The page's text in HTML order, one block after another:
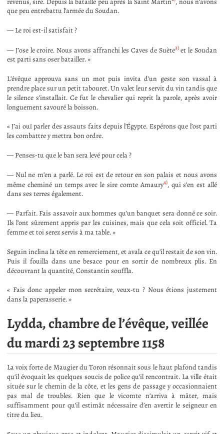
que peu entrebattu l’armée du Soudan.
— Le roi est-il satisfait ?
— J’ose le croire. Nous avons affranchi les Caves de Suète3)et le Soudan
est parti sans oser batailler. »
L’évêque approuva sans un mot puis invita d’un geste son vassal à
prendre place sur un petit tabouret. Un valet leur servit du vin tandis que
le silence s’installait. Ce fut le chevalier qui reprit la parole, après avoir
longuement savouré la boisson.
« J’ai ouï parler des assauts faits depuis l’Égypte. Espérons que l’ost parti
les combattre y mettra bon ordre.
— Penses-tu que le ban sera levé pour cela ?
— Nul ne m’en a parlé. Le roi est de retour en son palais et nous avons
même cheminé un temps avec le sire comte Amaury4), qui s’en est allé
dans ses terres également.
— Parfait. Fais assavoir aux hommes qu’un banquet sera donné ce soir.
Ils l’ont sûrement appris par les cuisines, mais que cela soit officiel. Ta
femme et toi serez servis à ma table. »
Seguin inclina la tête en remerciement, et avala ce qu’il restait de son vin.
Puis il fouilla dans une besace pour en sortir de nombreux plis. En
découvrant la quantité, Constantin souffla.
« Fais donc appeler mon secrétaire, veux-tu ? Nous étions justement
dans la paperasserie. »
Lydda, chambre de l’évêque, veillée
du mardi 23 septembre 1158
La voix forte de Maugier du Toron résonnait sous le haut plafond tandis
qu’il évoquait les quelques soucis de police qu’il rencontrait. La ville était
située sur le chemin de la côte, et les gens de passage y occasionnaient
pas mal de troubles. Rien que le vicomte n’arriva à mâter, mais
suffisamment pour qu’il estimât nécessaire d’en avertir le seigneur en
titre du lieu.